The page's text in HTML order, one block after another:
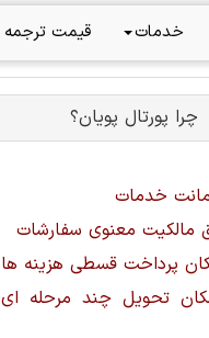
خدمات قیمت ترجمه
چرا پورتال پویان؟
خدمات
مالکیت معنوی سفارشات
پرداخت قسطی هزینه ها
تحویل چند مرحله ای